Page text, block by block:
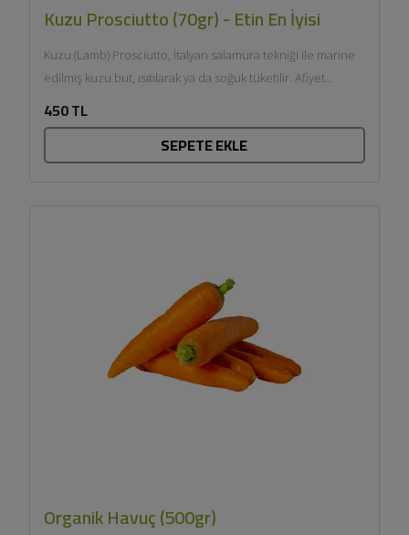
Kuzu Prosciutto (70gr) - Etin En İyisi
Kuzu (Lamb) Prosciutto, İtalyan salamura tekniği ile marine
edilmiş kuzu but, ısıtılarak ya da soğuk tüketilir. Afiyet
450 TL
SEPETE EKLE
Organik Havuç (500gr)